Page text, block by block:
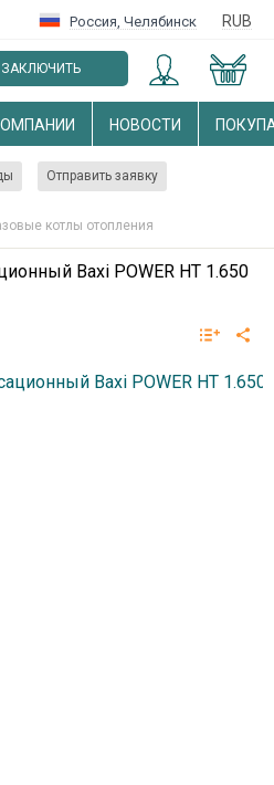
Россия, Челябинск RUB
ЗАКЛЮЧИТЬ
ДОГОВОР
НОВОСТИ
Отправить заявку
котлы отопления
Baxi POWER HT 1.650